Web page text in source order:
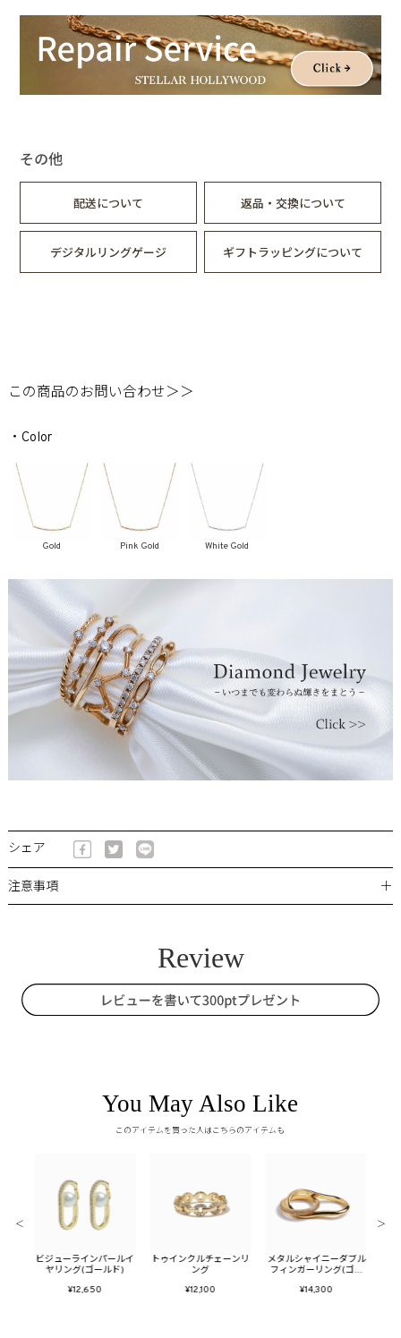
その他
配送について 返品・交換について
デジタルリングゲージ ギフトラッピングについて
この商品のお問い合わせ＞＞
・Color
Gold Pink Gold White Gold
シェア
注意事項 ＋
You May Also Like
このアイテムを買った人はこちらのアイテムも
ビジューラインパールイ
ヤリング(ゴールド)
¥12,650
トゥインクルチェーンリ
ング
¥12,100
メタルシャイニーダブル
フィンガーリング(ゴー
¥14,300
＜ ＞